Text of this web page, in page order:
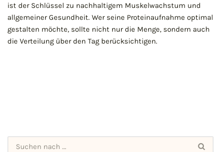
ist der Schlüssel zu nachhaltigem Muskelwachstum und
allgemeiner Gesundheit. Wer seine Proteinaufnahme optimal
gestalten möchte, sollte nicht nur die Menge, sondern auch
die Verteilung über den Tag berücksichtigen.